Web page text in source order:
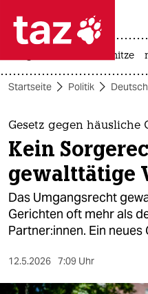
 taz
taz zahl
themen
politik
öko
gesellschaft
sport
hitze
Startseite Politik
Gesetz gegen häusliche
Kein
gewalttätige
Das Umgangsrecht
Gerichten oft mehr als
Partner:innen. Ein
12.5.2026 7:09 Uhr